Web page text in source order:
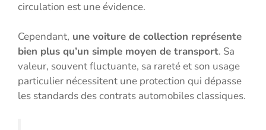
circulation est une évidence.
Cependant, une voiture de collection représente
bien plus qu’un simple moyen de transport. Sa
valeur, souvent fluctuante, sa rareté et son usage
particulier nécessitent une protection qui dépasse
les standards des contrats automobiles classiques.